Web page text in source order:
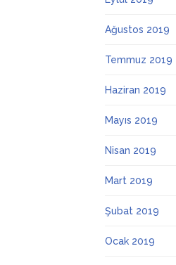
Ağustos 2019
Temmuz 2019
Haziran 2019
Mayıs 2019
Nisan 2019
Mart 2019
Şubat 2019
Ocak 2019